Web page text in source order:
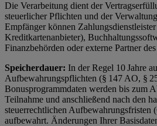
Die Verarbeitung dient der
steuerlicher Pflichten und der
Empfänger können
Kreditkartenanbieter),
Finanzbehörden oder externe Partner
Speicherdauer: In der Regel 10 Jahre
Aufbewahrungspflichten (§ 147 AO, §
Bonusprogrammdaten werden bis zum
Teilnahme und anschließend nach den
steuerrechtlichen Aufbewahrungsfristen
aufbewahrt. Änderungen Ihrer